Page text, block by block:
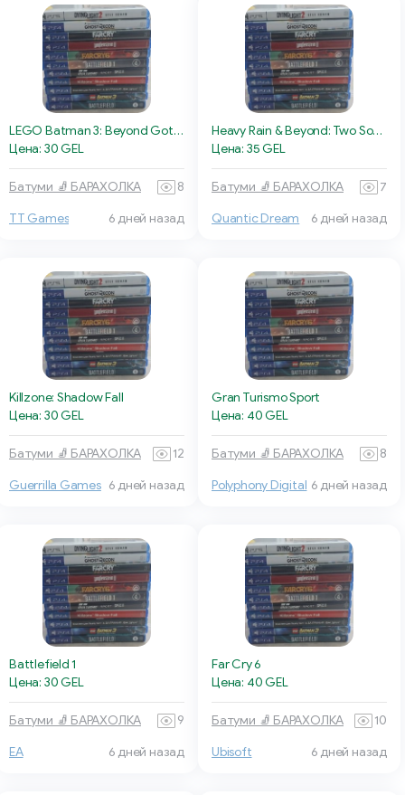
LEGO Batman 3: Beyond Gotham
Цена: 30 GEL
Батуми 🧦 БАРАХОЛКА 8
TT Games 6 дней назад
Heavy Rain & Beyond: Two Souls
Цена: 35 GEL
Батуми 🧦 БАРАХОЛКА 7
Quantic Dream 6 дней назад
Killzone: Shadow Fall
Цена: 30 GEL
Батуми 🧦 БАРАХОЛКА 12
Guerrilla Games 6 дней назад
Gran Turismo Sport
Цена: 40 GEL
Батуми 🧦 БАРАХОЛКА 8
Polyphony Digital 6 дней назад
Battlefield 1
Цена: 30 GEL
Батуми 🧦 БАРАХОЛКА 9
EA 6 дней назад
Far Cry 6
Цена: 40 GEL
Батуми 🧦 БАРАХОЛКА 10
Ubisoft 6 дней назад